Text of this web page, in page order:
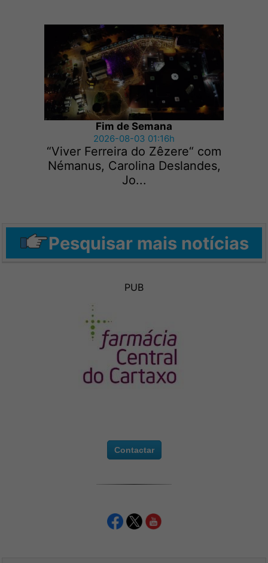
Fim de Semana
2026-08-03 01:16h
“Viver Ferreira do Zêzere“ com
Némanus, Carolina Deslandes,
Jo...
Pesquisar mais notícias
PUB
Contactar